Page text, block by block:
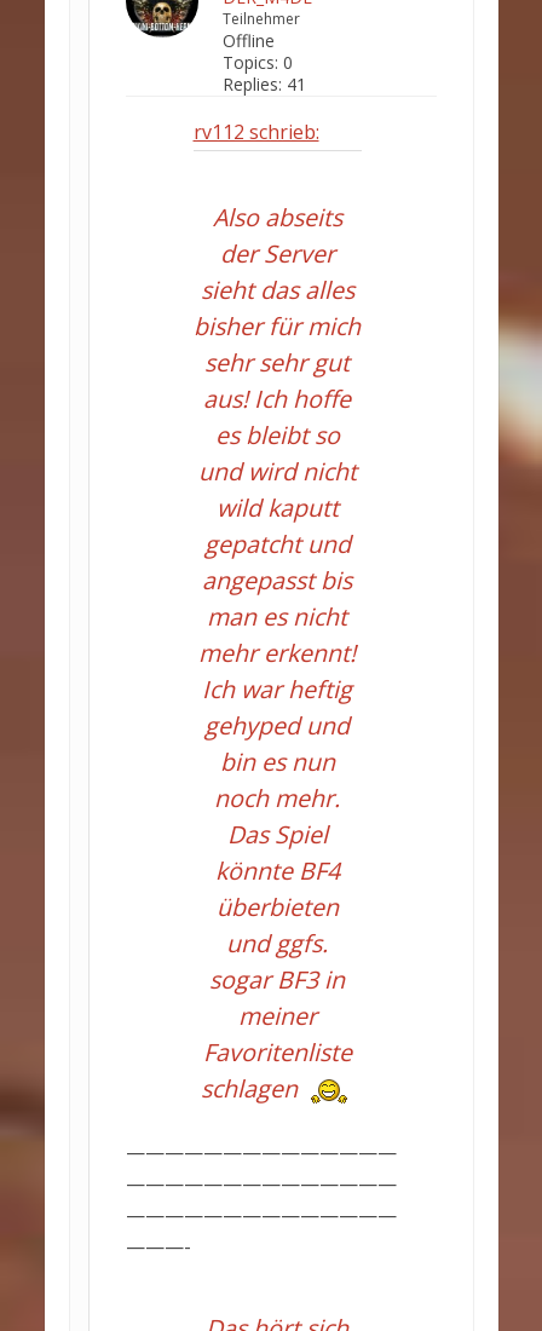
Teilnehmer
Offline
Topics: 0
Replies: 41
rv112 schrieb:
Also abseits
der Server
sieht das alles
bisher für mich
sehr sehr gut
aus! Ich hoffe
es bleibt so
und wird nicht
wild kaputt
gepatcht und
angepasst bis
man es nicht
mehr erkennt!
Ich war heftig
gehyped und
bin es nun
noch mehr.
Das Spiel
könnte BF4
überbieten
und ggfs.
sogar BF3 in
meiner
Favoritenliste
schlagen
——————————————
——————————————
——————————————
———-